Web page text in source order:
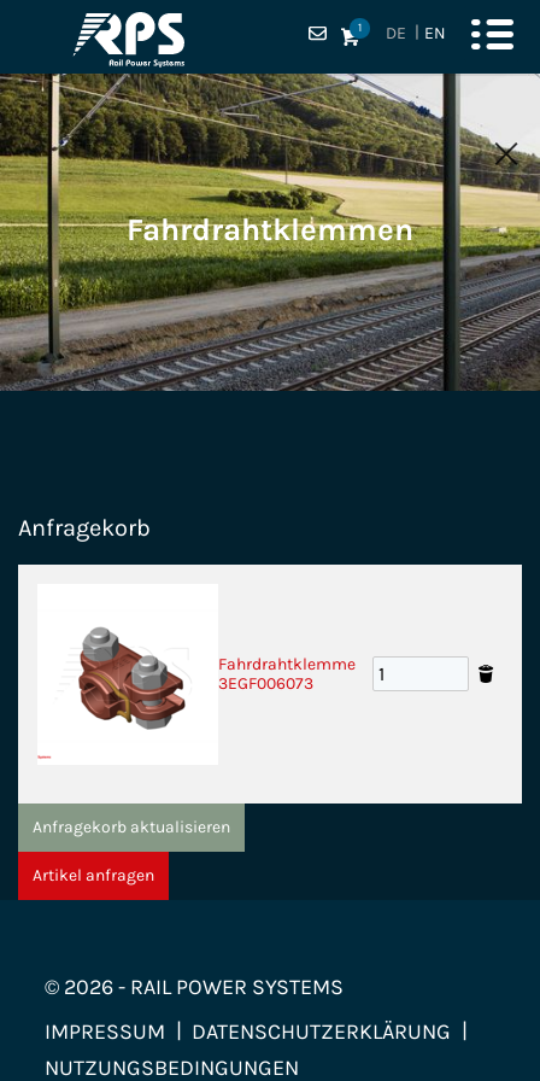
DE EN
1
Fahrdrahtklemmen
Anfragekorb
Fahrdrahtklemme
3EGF006073
Anfragekorb aktualisieren
Artikel anfragen
© 2026 - RAIL POWER SYSTEMS
IMPRESSUM
DATENSCHUTZERKLÄRUNG
NUTZUNGSBEDINGUNGEN